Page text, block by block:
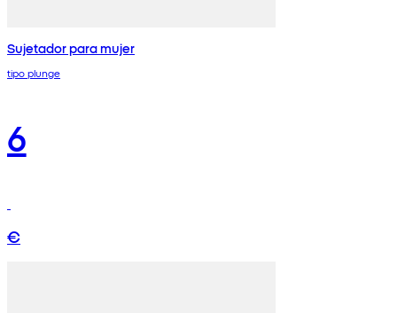
Sujetador para mujer
tipo plunge
6
€